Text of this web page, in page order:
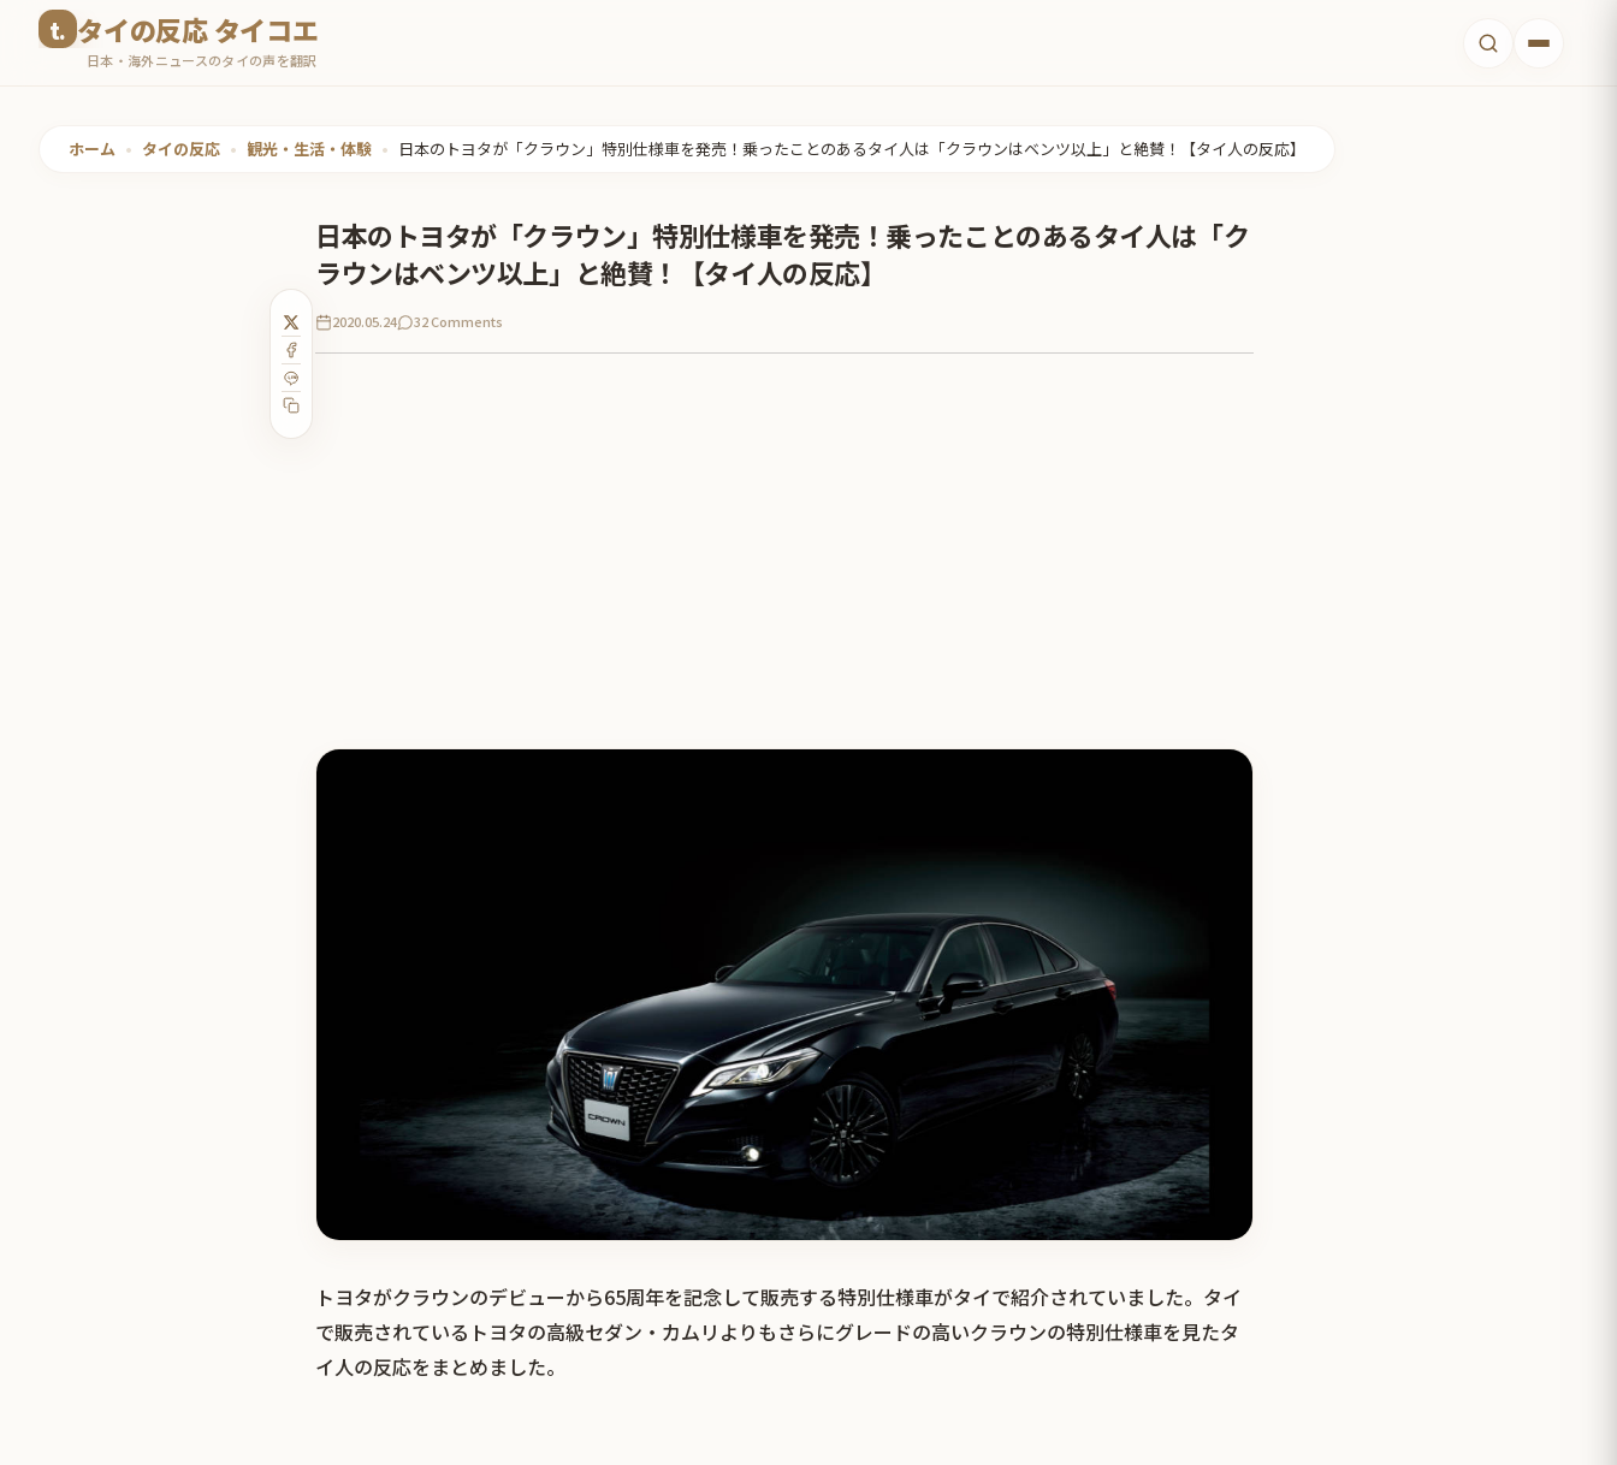
タイの反応 タイコエ
日本・海外ニュースのタイの声を翻訳
ホーム • タイの反応 • 観光・生活・体験 • 日本のトヨタが「クラウン」特別仕様車を発売！乗ったことのあるタイ人は「クラウンはベンツ以上」と絶賛！【タイ人の反応】
日本のトヨタが「クラウン」特別仕様車を発売！乗ったことのあるタイ人は「ク
ラウンはベンツ以上」と絶賛！【タイ人の反応】
2020.05.24 32 Comments
トヨタがクラウンのデビューから65周年を記念して販売する特別仕様車がタイで紹介されていました。タイ
で販売されているトヨタの高級セダン・カムリよりもさらにグレードの高いクラウンの特別仕様車を見たタ
イ人の反応をまとめました。